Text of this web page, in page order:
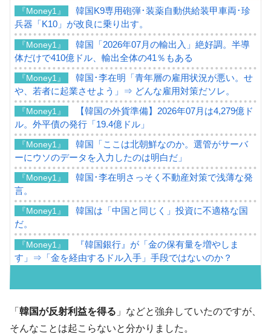
『Money1』
韓国K9専用砲弾･装薬自動供給装甲車両･珍
兵器「K10」が改良に乗り出す。
『Money1』
韓国「2026年07月の輸出入」絶好調。半導
体だけで410億ドル、輸出全体の41％もある
『Money1』
韓国･李在明「青年層の雇用状況が悪い。せ
や、若者に起業させよう」⇒ どんな雇用対策だソレ。
『Money1』
【韓国の外貨準備】2026年07月は4,279億ド
ル。外平債の発行「19.4億ドル」
『Money1』
韓国「ここは北朝鮮なのか。選管がサーバ
ーにウソのデータを入力したのは明白だ」
『Money1』
韓国･李在明さっそく不動産対策で浅薄な発
言。
『Money1』
韓国は「中国と同じく」投資に不適格な国
だ。
『Money1』
『韓国銀行』が「金の保有量を増やしま
す」⇒「金を経由するドル入手」手段ではないのか？
ル」まで拡大 ⇒ 海外資金の動きに強く左右される状態
『Money1』
韓国･帰ってきた李在明。李在明を支持しな
い「50.5％」に上昇
「 韓国が反射利益を得る 」などと強弁していたのですが、
そんなことは起こらないと分かりました。